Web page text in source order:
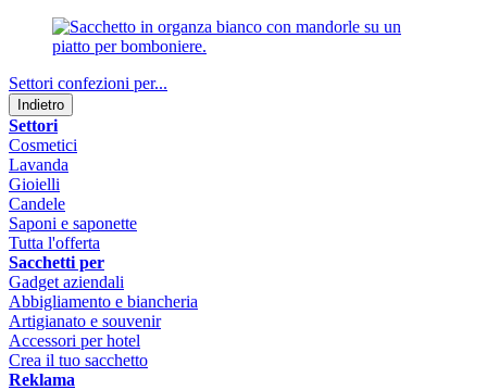
Settori confezioni per...
Indietro
Settori
Cosmetici
Lavanda
Gioielli
Candele
Saponi e saponette
Tutta l'offerta
Sacchetti per
Gadget aziendali
Abbigliamento e biancheria
Artigianato e souvenir
Accessori per hotel
Crea il tuo sacchetto
Reklama